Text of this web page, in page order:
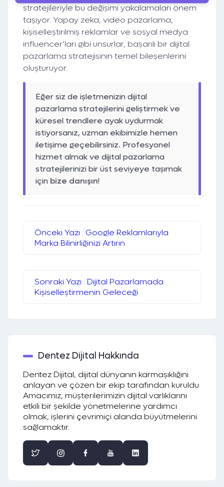
stratejileriyle bu değişimi yakalamaları önem
taşıyor. Yapay zeka, video pazarlama,
kişiselleştirilmiş reklamlar ve sosyal medya
influencer’ları gibi unsurlar, başarılı bir dijital
pazarlama stratejisinin temel bileşenlerini
oluşturuyor.
Eğer siz de işletmenizin dijital
pazarlama stratejilerini geliştirmek ve
küresel trendlere ayak uydurmak
istiyorsanız, uzman ekibimizle hemen
iletişime geçebilirsiniz. Profesyonel
hizmet almak ve dijital pazarlama
stratejilerinizi bir üst seviyeye taşımak
için bize danışın!
Önceki Yazı : Google Reklamlarıyla
Marka Bilinirliğinizi Artırın
Sonraki Yazı : Dijital Pazarlamada
Kişiselleştirmenin Geleceği
Dentez Dijital Hakkında
Dentez Dijital, dijital dünyanın karmaşıklığını
anlayan ve çözen bir ekip tarafından kuruldu.
Amacımız, müşterilerimizin dijital varlıklarını
etkili bir şekilde yönetmelerine yardımcı
olmak, işlerini çevrimiçi alanda büyütmelerini
sağlamaktır.